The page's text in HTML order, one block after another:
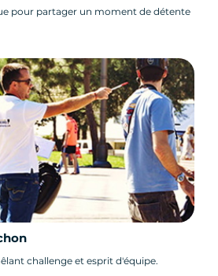
pour partager un moment de détente
challenge et esprit d'équipe.